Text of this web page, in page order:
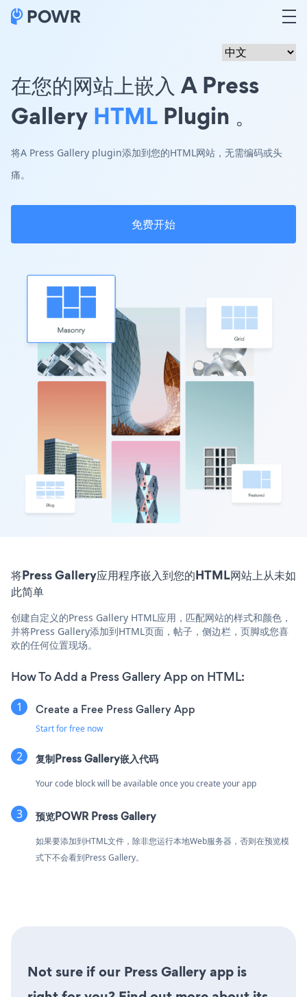
在您的网站上嵌入 A Press
Gallery HTML Plugin 。
将A Press Gallery plugin添加到您的HTML网站，无需编码或头
痛。
免费开始
将Press Gallery应用程序嵌入到您的HTML网站上从未如
此简单
创建自定义的Press Gallery HTML应用，匹配网站的样式和颜色，
并将Press Gallery添加到HTML页面，帖子，侧边栏，页脚或您喜
欢的任何位置现场。
How To Add a Press Gallery App on HTML:
Create a Free Press Gallery App
Start for free now
复制Press Gallery嵌入代码
Your code block will be available once you create your app
预览POWR Press Gallery
如果要添加到HTML文件，除非您运行本地Web服务器，否则在预览模
式下不会看到Press Gallery。
Not sure if our Press Gallery app is